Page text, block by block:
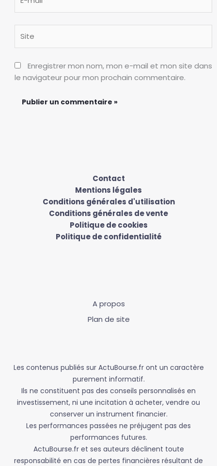
mail*
Enregistrer mon nom, mon e-mail et mon site dans
le navigateur pour mon prochain commentaire.
Contact
Mentions légales
Conditions générales d'utilisation
Conditions générales de vente
Politique de cookies
Politique de confidentialité
A propos
Plan de site
Les contenus publiés sur ActuBourse.fr ont un caractère
purement informatif.
Ils ne constituent pas des conseils personnalisés en
investissement, ni une incitation à acheter, vendre ou
conserver un instrument financier.
Les performances passées ne préjugent pas des
performances futures.
ActuBourse.fr et ses auteurs déclinent toute
responsabilité en cas de pertes financières résultant de